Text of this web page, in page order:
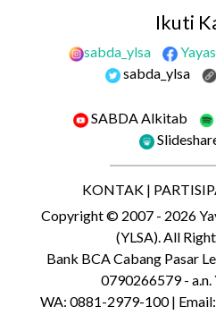
Ikuti
sabda_ylsa
sabda_ylsa
SABDA Alkitab
KONTAK|
Copyright© 2007 - 2026
(YLSA).All
Bank BCA Cabang Pasar
0790266579 - a.n.
WA: 0881-2979-100| Email: